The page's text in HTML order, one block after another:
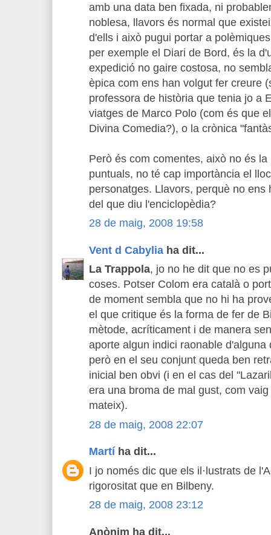
amb una data ben fixada, ni
noblesa, llavors és normal que
d'ells i això pugui portar a
per exemple el Diari de Bord, és la
expedició no gaire costosa, no
èpica com ens han volgut fer creure
professora de història que tenia jo a
viatges de Marco Polo (com és que
Divina Comedia?), o la crònica
Però és com comentes, això no és
puntuals, no té cap importància el
personatges. Llavors, perquè no ens
del que diu l'enciclopèdia?
28 de maig, 2008 19:58
Vent d Cabylia ha dit...
La Trappola, jo no he dit que no es
coses. Potser Colom era català o
de moment sembla que no hi ha
el que critique és la forma de fer de
mètode, acríticament i de manera
aporte algun indici raonable
però en el seu conjunt queda ben
inicial ben obvi (i en el cas del
era una broma de mal gust, com
mateix).
28 de maig, 2008 22:07
Martí ha dit...
I jo només dic que els il·lustrats de
rigorositat que en Bilbeny.
28 de maig, 2008 23:12
Anònim ha dit...